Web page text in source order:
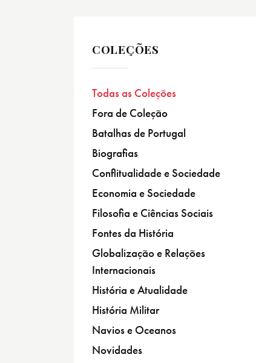
COLEÇÕES
Todas as Coleções
Fora de Coleção
Batalhas de Portugal
Biografias
Conflitualidade e Sociedade
Economia e Sociedade
Filosofia e Ciências Sociais
Fontes da História
Globalização e Relações
Internacionais
História e Atualidade
História Militar
Navios e Oceanos
Novidades